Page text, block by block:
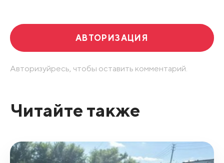
АВТОРИЗАЦИЯ
Авторизуйресь, чтобы оставить комментарий.
Читайте также